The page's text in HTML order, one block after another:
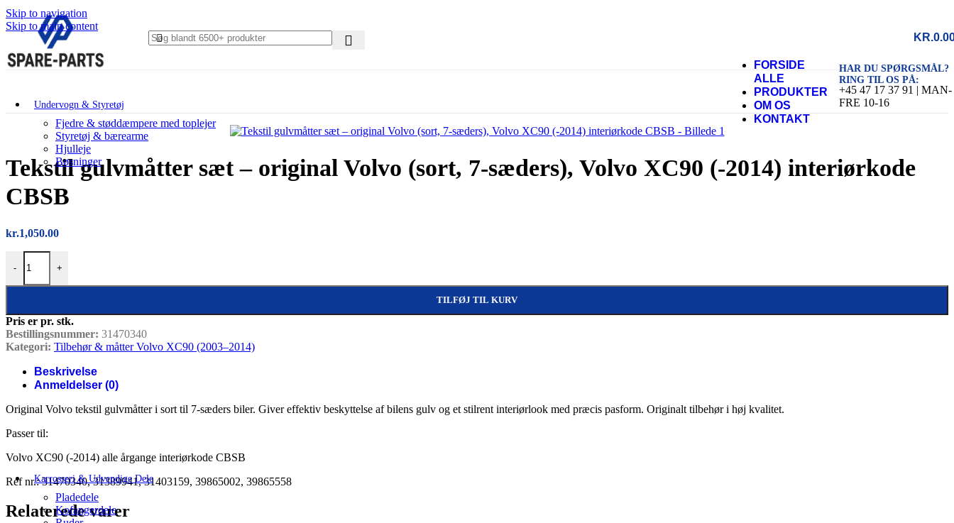
Skip to navigation
Skip to main content
KR.
Undervogn & Styretøj
Fjedre & støddæmpere med toplejer
Styretøj & bærearme
Hjulleje
Bøsninger
Karrosseri & Udvendige Dele
Pladedele
Kofangerdele
FORSIDE
ALLE
PRODUKTER
OM OS
KONTAKT
HAR DU SPØRGSMÅL?
RING TIL OS PÅ:
+45 47 17 37 91 | MAN-
FRE 10-16
Tekstil gulvmåtter sæt – original Volvo (sort, 7-sæders), Volvo XC90 (-2014) interiørkode
CBSB
kr.1,050.00
-
Tekstil gulvmåtter sæt – original Volvo (sort, 7-sæders), Volvo XC90 (-2014) interiørkode CBSB antal
+
TILFØJ TIL KURV
Pris er pr. stk.
Bestillingsnummer: 31470340
Kategori: Tilbehør & måtter Volvo XC90 (2003–2014)
Beskrivelse
Anmeldelser (0)
Original Volvo tekstil gulvmåtter i sort til 7-sæders biler. Giver effektiv beskyttelse af bilens gulv og et stilrent interiørlook med præcis pasform. Originalt tilbehør i høj kvalitet.
Passer til:
Volvo XC90 (-2014) alle årgange interiørkode CBSB
Ref nr.: 31470340, 31389941, 31403159, 39865002, 39865558
Relaterede varer